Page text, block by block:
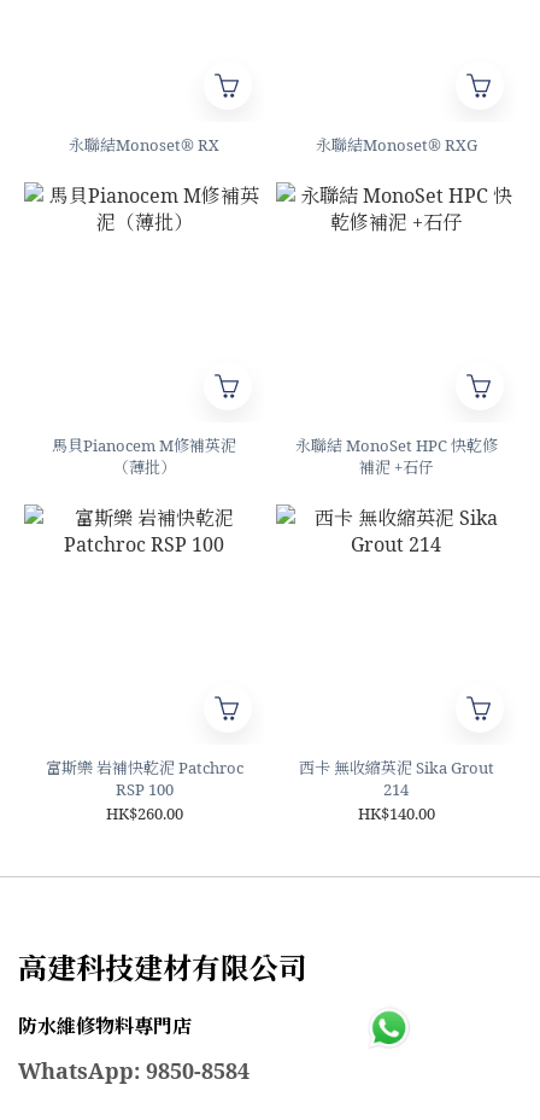
永聯結Monoset® RX 永聯結Monoset® RXG
馬貝Pianocem M修補英泥
（薄批）
永聯結 MonoSet HPC 快乾修
補泥 +石仔
富斯樂 岩補快乾泥 Patchroc
RSP 100
HK$260.00
西卡 無收縮英泥 Sika Grout
214
HK$140.00
高建科技建材有限公司
防水維修物料專門店
WhatsApp: 9850-8584